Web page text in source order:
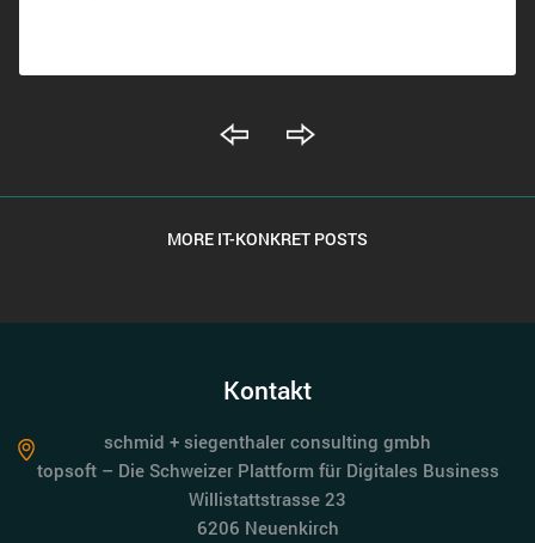
MORE IT-KONKRET POSTS
Kontakt
schmid + siegenthaler consulting gmbh
topsoft – Die Schweizer Plattform für Digitales Business
Willistattstrasse 23
6206 Neuenkirch